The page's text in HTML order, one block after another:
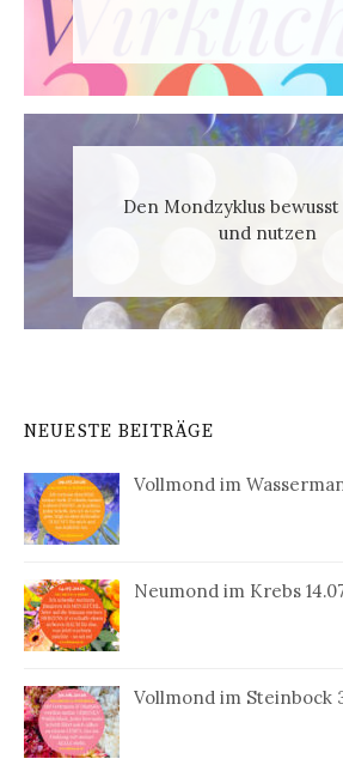
Den Mondzyklus
und nutzen
NEUESTE BEITRÄGE
Vollmond im
Neumond im Krebs
Vollmond im Steinbock